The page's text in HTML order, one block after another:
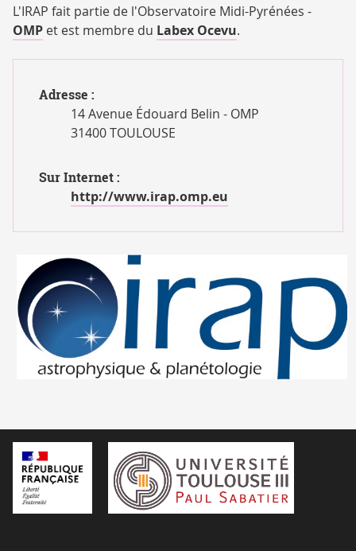
L'IRAP fait partie de l'Observatoire Midi-Pyrénées -
OMP et est membre du Labex Ocevu.
Adresse :
14 Avenue Édouard Belin - OMP
31400 TOULOUSE
Sur Internet :
http://www.irap.omp.eu